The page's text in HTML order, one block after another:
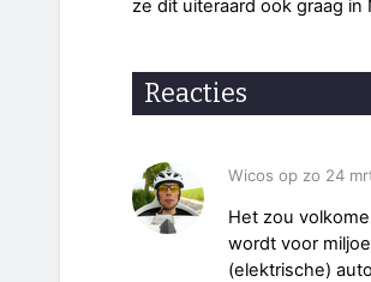
ze dit uiteraard ook graag
Reacties
Wicos op zo 24
Het zou
wordt voor
(elektrische)